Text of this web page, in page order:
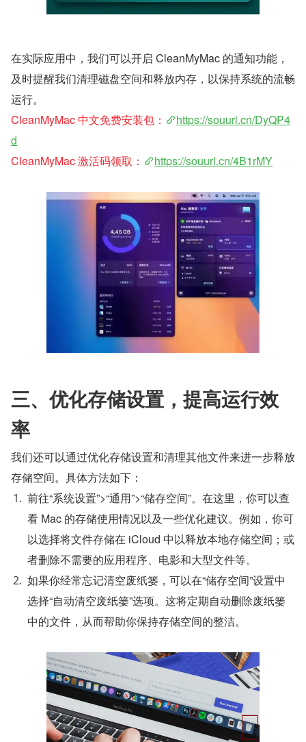
在实际应用中，我们可以开启 CleanMyMac 的通知功能，
及时提醒我们清理磁盘空间和释放内存，以保持系统的流畅
运行。
CleanMyMac 中文免费安装包：
https://souurl.cn/DyQP4
d
CleanMyMac 激活码领取：
https://souurl.cn/4B1rMY
三、优化存储设置，提高运行效
率
我们还可以通过优化存储设置和清理其他文件来进一步释放
存储空间。具体方法如下：
前往“系统设置”>“通用”>“储存空间”。在这里，你可以查
看 Mac 的存储使用情况以及一些优化建议。例如，你可
以选择将文件存储在 iCloud 中以释放本地存储空间；或
者删除不需要的应用程序、电影和大型文件等。
如果你经常忘记清空废纸篓，可以在“储存空间”设置中
选择“自动清空废纸篓”选项。这将定期自动删除废纸篓
中的文件，从而帮助你保持存储空间的整洁。